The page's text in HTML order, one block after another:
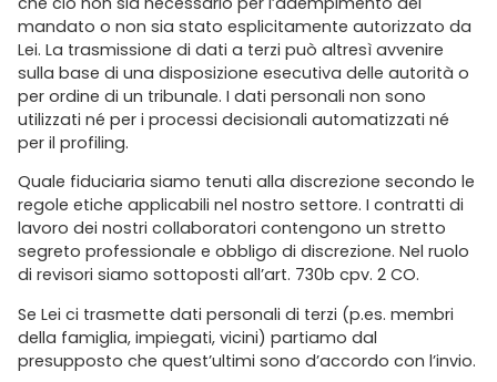
mandato o non sia stato esplicitamente autorizzato da
Lei. La trasmissione di dati a terzi può altresì avvenire
sulla base di una disposizione esecutiva delle autorità o
per ordine di un tribunale. I dati personali non sono
utilizzati né per i processi decisionali automatizzati né
per il profiling.
Quale fiduciaria siamo tenuti alla discrezione secondo le
regole etiche applicabili nel nostro settore. I contratti di
lavoro dei nostri collaboratori contengono un stretto
segreto professionale e obbligo di discrezione. Nel ruolo
di revisori siamo sottoposti all’art. 730b cpv. 2 CO.
Se Lei ci trasmette dati personali di terzi (p.es. membri
della famiglia, impiegati, vicini) partiamo dal
presupposto che quest’ultimi sono d’accordo con l’invio.